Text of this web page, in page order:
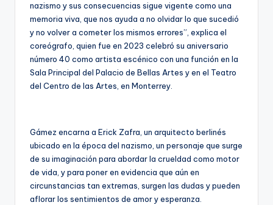
nazismo y sus consecuencias sigue vigente como una
memoria viva, que nos ayuda a no olvidar lo que sucedió
y no volver a cometer los mismos errores”, explica el
coreógrafo, quien fue en 2023 celebró su aniversario
número 40 como artista escénico con una función en la
Sala Principal del Palacio de Bellas Artes y en el Teatro
del Centro de las Artes, en Monterrey.
Gámez encarna a Erick Zafra, un arquitecto berlinés
ubicado en la época del nazismo, un personaje que surge
de su imaginación para abordar la crueldad como motor
de vida, y para poner en evidencia que aún en
circunstancias tan extremas, surgen las dudas y pueden
aflorar los sentimientos de amor y esperanza.